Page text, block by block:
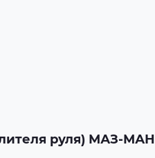
руля) МАЗ-МАН